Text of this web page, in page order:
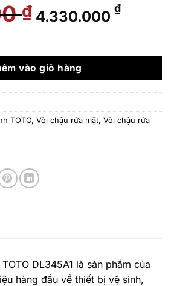
₫ Giá
gốc
5.361.000 ₫.
4.330.000 ₫Giá
là:
DL345AR số lượng
vào giỏ hàng
TOTO, Vòi chậu rửa mặt, Vòi chậu rửa
DL345A1 là sản phẩm của
hàng đầu về thiết bị vệ sinh,